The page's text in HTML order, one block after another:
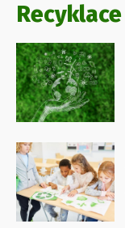
Recyklace